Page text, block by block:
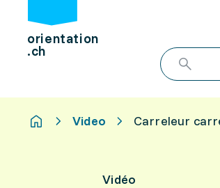
orientation
.ch
Video Carreleur
Vidéo